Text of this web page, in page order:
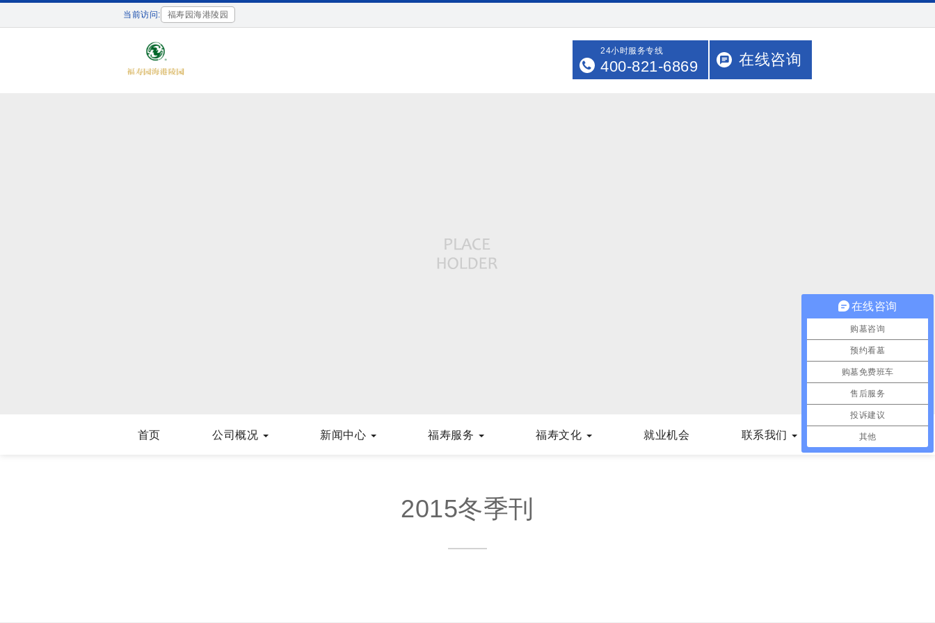
当前访问: 福寿园海港陵园
24小时服务专线
400-821-6869 在线咨询
首页 公司概况 新闻中心 福寿服务 福寿文化 就业机会 联系我们
2015冬季刊
在线咨询
购墓咨询
预约看墓
购墓免费班车
售后服务
投诉建议
其他